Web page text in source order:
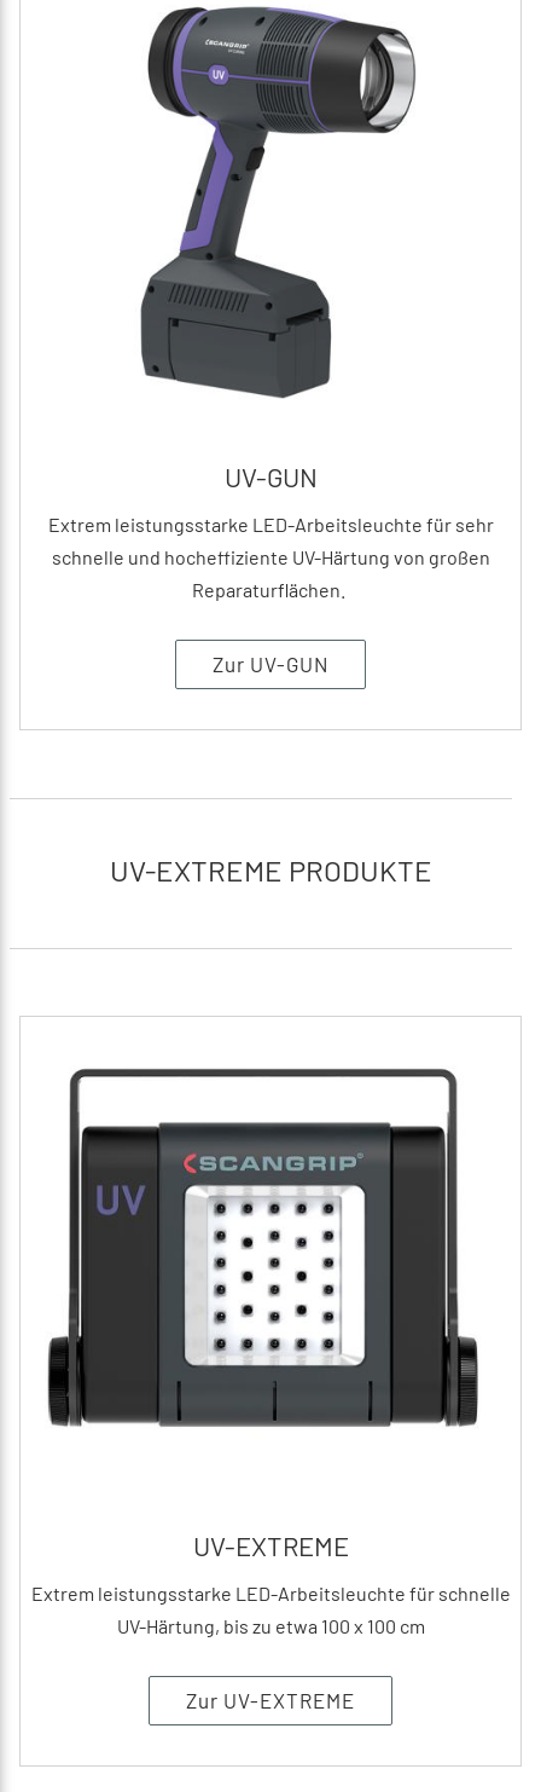
UV-GUN
Extrem leistungsstarke LED-Arbeitsleuchte für sehr
schnelle und hocheffiziente UV-Härtung von großen
Reparaturflächen.
Zur UV-GUN
UV-EXTREME PRODUKTE
UV-EXTREME
Extrem leistungsstarke LED-Arbeitsleuchte für schnelle
UV-Härtung, bis zu etwa 100 x 100 cm
Zur UV-EXTREME